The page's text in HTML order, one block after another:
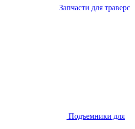
Запчасти для траверс
Подъемники для